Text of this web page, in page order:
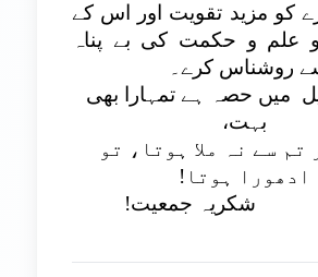
کو مزید تقویت اور اس کے
علم و حکمت کی بے پناہ
روشناس کرے۔
میں حصہ ہے تمہارا بھی
بہت،
تم سے نہ ملا ہوتا، تو
ادھورا ہوتا!
شکریہ جمعیت!